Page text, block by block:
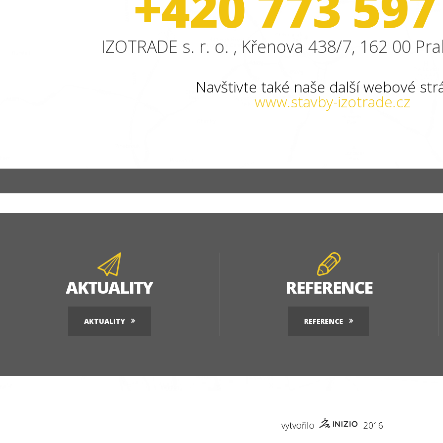
IZOTRADE s. r. o. , Křenova 438/7, 162 00
Navštivte také naše další webové
www.stavby-izotrade.cz
AKTUALITY
AKTUALITY
REFERENCE
REFERENCE
vytvořilo 2016